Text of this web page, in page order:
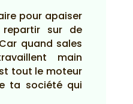
pour apaiser
sur de
quand sales
main
tout le moteur
ta société qui